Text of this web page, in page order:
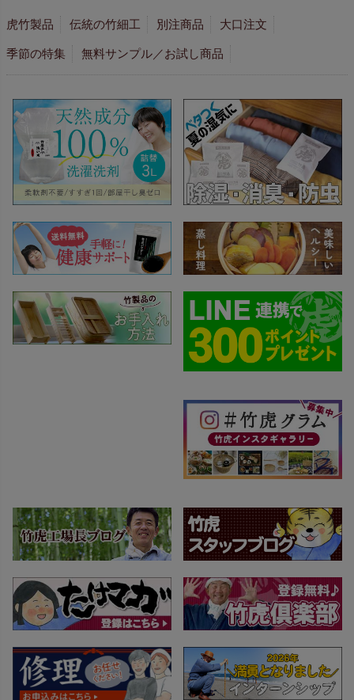
虎竹製品 伝統の竹細工 別注商品 大口注文
季節の特集 無料サンプル／お試し商品